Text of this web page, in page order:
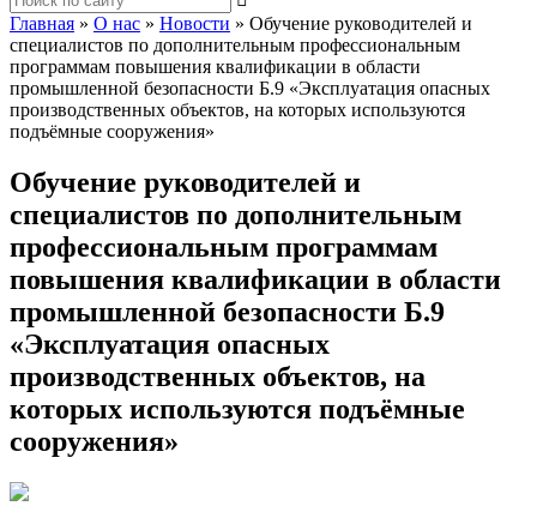
Главная » О нас » Новости » Обучение руководителей и
специалистов по дополнительным профессиональным
программам повышения квалификации в области
промышленной безопасности Б.9 «Эксплуатация опасных
производственных объектов, на которых используются
подъёмные сооружения»
Обучение руководителей и
специалистов по дополнительным
профессиональным программам
повышения квалификации в области
промышленной безопасности Б.9
«Эксплуатация опасных
производственных объектов, на
которых используются подъёмные
сооружения»